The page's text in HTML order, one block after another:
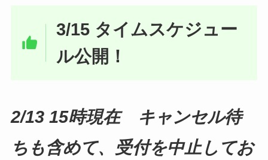
3/15 タイムスケジュー
ル公開！
2/13 15時現在 キャンセル待
ちも含めて、受付を中止してお